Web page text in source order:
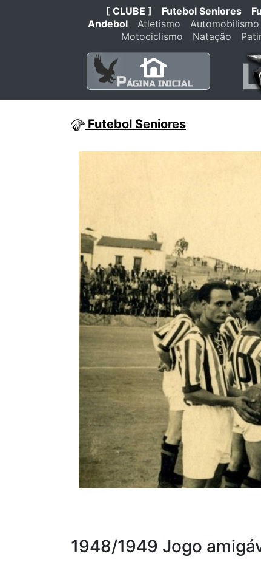
[ CLUBE ] Futebol Seniores
Andebol
Atletismo Automobilismo
Motociclismo
Natação
Futebol Seniores
1948/1949 Jogo